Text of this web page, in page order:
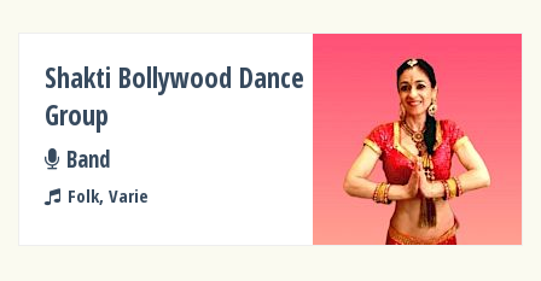
Shakti Bollywood Dance
Group
Band
Folk, Varie